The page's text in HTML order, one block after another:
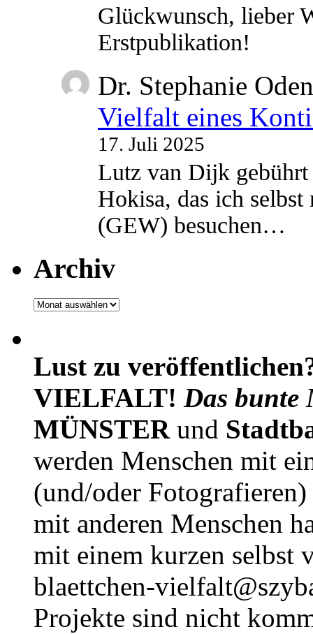
Glückwunsch, lieber
Erstpublikation!
Dr. Stephanie
Vielfalt eines
17. Juli 2025
Lutz van Dijk
Hokisa, das ich
(GEW) besuchen…
Archiv
Archiv
Lust zu
VIELFALT! Das bunte
MÜNSTERund
werden Menschen mit
(und/oder
mit anderen Menschen
mit einem kurzen selbst
blaettchen-
Projekte sind nicht